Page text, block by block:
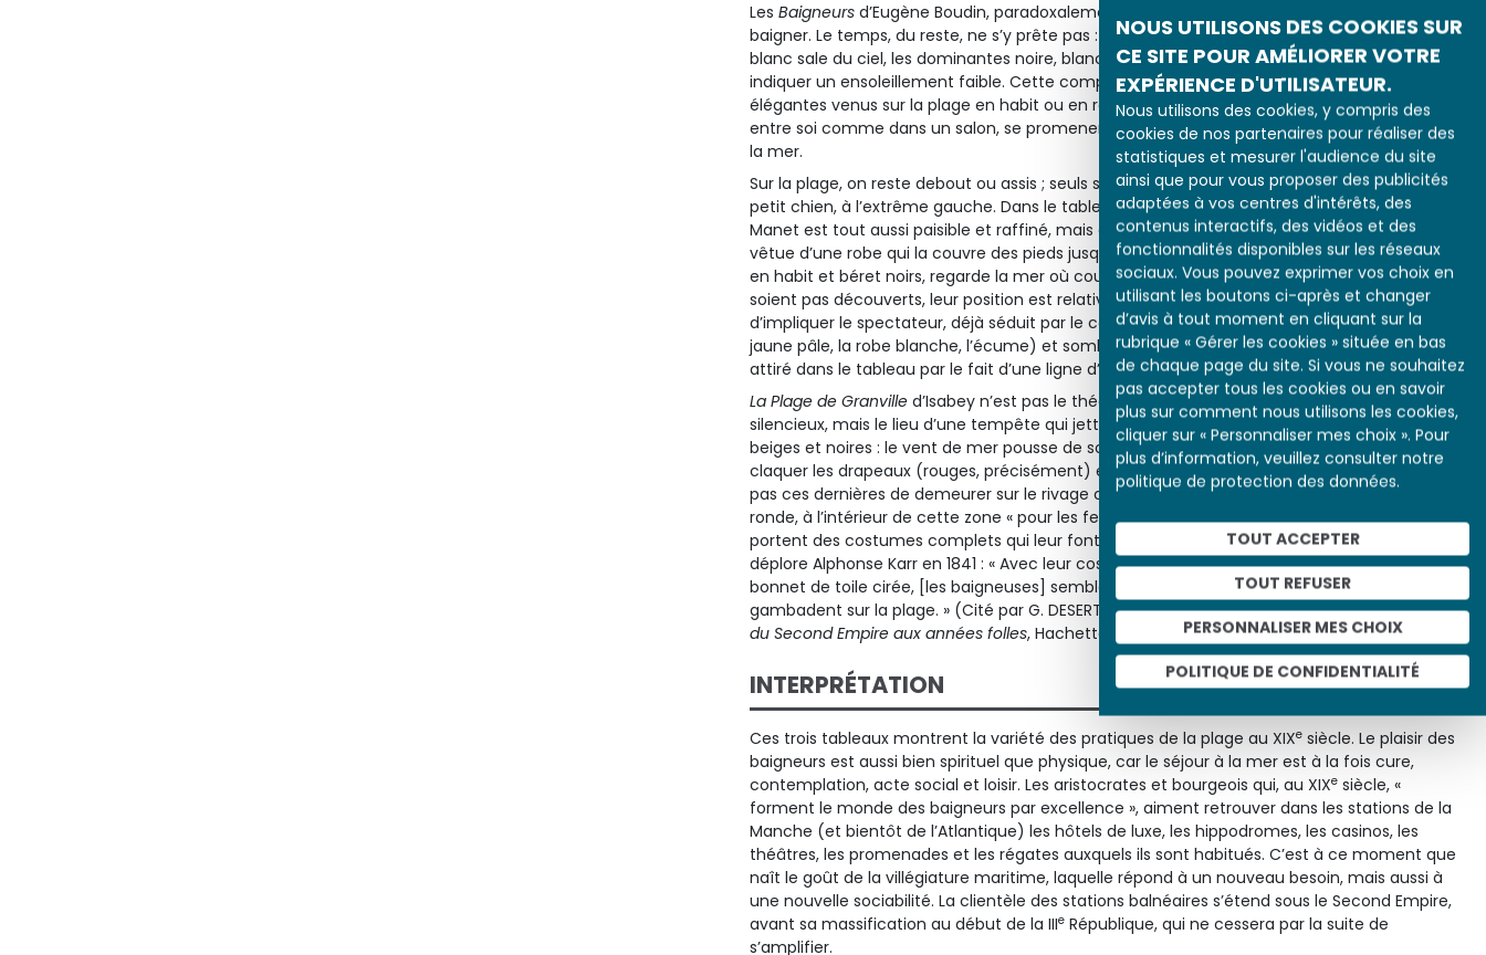
NOUS UTILISONS DES COOKIES SUR
CE SITE POUR AMÉLIORER VOTRE
EXPÉRIENCE D'UTILISATEUR.
Nous utilisons des cookies, y compris des
cookies de nos partenaires pour réaliser des
statistiques et mesurer l'audience du site
ainsi que pour vous proposer des publicités
adaptées à vos centres d'intérêts, des
contenus interactifs, des vidéos et des
fonctionnalités disponibles sur les réseaux
sociaux. Vous pouvez exprimer vos choix en
utilisant les boutons ci-après et changer
d’avis à tout moment en cliquant sur la
rubrique « Gérer les cookies » située en bas
de chaque page du site. Si vous ne souhaitez
pas accepter tous les cookies ou en savoir
plus sur comment nous utilisons les cookies,
cliquer sur « Personnaliser mes choix ». Pour
plus d’information, veuillez consulter notre
politique de protection des données.
TOUT ACCEPTER
TOUT REFUSER
PERSONNALISER MES CHOIX
POLITIQUE DE CONFIDENTIALITÉ
Les Baigneurs d’Eugène Boudin, paradoxalement, ne semblent pas très désireux de se
baigner. Le temps, du reste, ne s’y prête pas : les couleurs d’une palette assez réduite – le
blanc sale du ciel, les dominantes noire, blanche, crème, ocre de la plage – semblent
indiquer un ensoleillement faible. Cette compagnie policée de messieurs et de dames
élégantes venus sur la plage en habit ou en robe longue préfère de toute façon converser
entre soi comme dans un salon, se promener sur l’estran par petits groupes ou contempler
la mer.
Sur la plage, on reste debout ou assis ; seuls s’amusent des enfants, au premier plan, et un
petit chien, à l’extrême gauche. Dans le tableauSur la plage, le couple représenté par
Manet est tout aussi paisible et raffiné, mais du moins est-il à même le sable. La femme,
vêtue d’une robe qui la couvre des pieds jusqu’aux épaules, lit, assise, tandis que l’homme,
en habit et béret noirs, regarde la mer où courent quelques voiles. Bien que leurs corps ne
soient pas découverts, leur position est relativement détendue : c’est une manière
d’impliquer le spectateur, déjà séduit par le contraste entre des couleurs claires (le sable
jaune pâle, la robe blanche, l’écume) et sombres (le noir de l’habit, le bleu roi de la mer) et
attiré dans le tableau par le fait d’une ligne d’horizon placée assez haut.
La Plage de Granville d’Isabey n’est pas le théâtre de conversations mondaines ni de plaisirs
silencieux, mais le lieu d’une tempête qui jette sur la mer et les falaises ses teintes grises,
beiges et noires : le vent de mer pousse de sombres nuages vers la côte, agite la mer, fait
claquer les drapeaux (rouges, précisément) et décoiffe les baigneuses, ce qui n’empêche
pas ces dernières de demeurer sur le rivage ou même dans l’eau, chahutant et faisant la
ronde, à l’intérieur de cette zone « pour les femmes seules » qui leur est réservée. Elles
portent des costumes complets qui leur font sacrifier leur beauté à la décence, comme le
déplore Alphonse Karr en 1841 : « Avec leur costume de laine, leur veste, leur pantalon et leur
bonnet de toile cirée, [les baigneuses] semblent une foule de singes teigneux qui
gambadent sur la plage. » (Cité par G. DESERT,
La Vie quotidienne sur les plages normandes
du Second Empire aux années folles, Hachette, 1983, p. 176).
INTERPRÉTATION
Ces trois tableaux montrent la variété des pratiques de la plage au XIXe siècle. Le plaisir des
baigneurs est aussi bien spirituel que physique, car le séjour à la mer est à la fois cure,
contemplation, acte social et loisir. Les aristocrates et bourgeois qui, au XIXe siècle, «
forment le monde des baigneurs par excellence », aiment retrouver dans les stations de la
Manche (et bientôt de l’Atlantique) les hôtels de luxe, les hippodromes, les casinos, les
théâtres, les promenades et les régates auxquels ils sont habitués. C’est à ce moment que
naît le goût de la villégiature maritime, laquelle répond à un nouveau besoin, mais aussi à
une nouvelle sociabilité. La clientèle des stations balnéaires s’étend sous le Second Empire,
avant sa massification au début de la IIIe République, qui ne cessera par la suite de
s’amplifier.